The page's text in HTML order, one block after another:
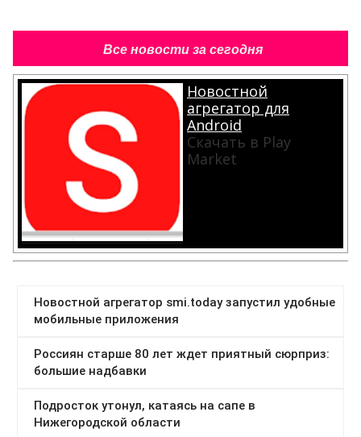
Все новости за сегодня
Новостной
агрегатор для
Android
Скачать в Play
Market